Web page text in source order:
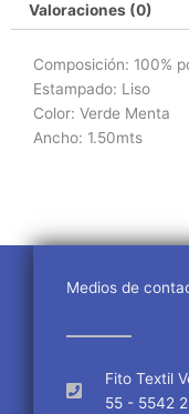
Valoraciones (0)
Composición: 100%
Estampado: Liso
Color: Verde Menta
Ancho: 1.50mts
Medios de
Fito Textil
55 - 5542